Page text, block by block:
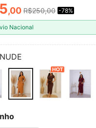
AND
,00 R$250,00 -78%
Nacional
NUDE